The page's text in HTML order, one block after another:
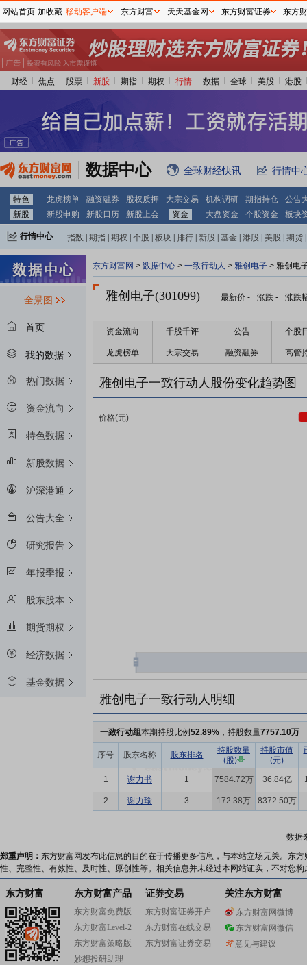
财经 焦点 股票 新股 期指 期权 行情 数据 全球 美股 港股
数据中心 全球财经快讯 行情中
特色 龙虎榜单 融资融券 股权质押 大宗交易 机构调研 期指持仓
公告
新股
新股申购 新股日历 新股上会 资金 大盘资金 个股资金 板块
行情中心 指数 期指 期权 个股 板块 排行 新股 基金 港股 美股 期货
全景图
首页
我的数据
热门数据
资金流向
特色数据
新股数据
沪深港通
公告大全
研究报告
年报季报
股东股本
期货期权
经济数据
基金数据
东方财富网 > 数据中心 > 一致行动人 > 雅创电子 > 雅创电
雅创电子(301099) 最新价 - 涨跌 - 涨跌
资金流向 千股千评 公告 个股
龙虎榜单 大宗交易 融资融券 高管
雅创电子一致行动人股份变化趋势图
雅创电子一致行动人明细
一致行动组本期持股比例52.89% ，持股数量7757.10万
序号 股东名称 股东排名
持股数量
(股)
持股市值
(元)
1 谢力书 1 7584.72万 36.84亿
2 谢力瑜 3 172.38万 8372.50万
数据
郑重声明： 东方财富网发布此信息的目的在于传播更多信息，与本站立场无关。东
性、完整性、有效性、及时性、原创性等。相关信息并未经过本网站证实，不对您
东方财富 东方财富产品
东方财富免费版
东方财富Level-2
东方财富策略版
妙想投研助理
证券交易
东方财富证券开户
东方财富在线交易
东方财富证券交易
关注东方财富
东方财富网微博
东方财富网微信
意见与建议
网站首页 加收藏 移动客户端 东方财富 天天基金网 东方财富证券 东方